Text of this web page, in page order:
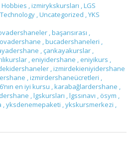
Hobbies ,izmirykskursları ,LGS
Technology ,Uncategorized ,YKS
,başarısırası ,
,bucadershaneleri ,
, çankayakurslar ,
, eniyidershane , eniyikurs ,
,izmirdekieniyidershane
,izmirdershaneücretleri ,
en iyi kursu ,karabağlardershane ,
,lgskursları ,lgssınavı , ösym ,
,yksdenemepaketi ,ykskursmerkezi ,